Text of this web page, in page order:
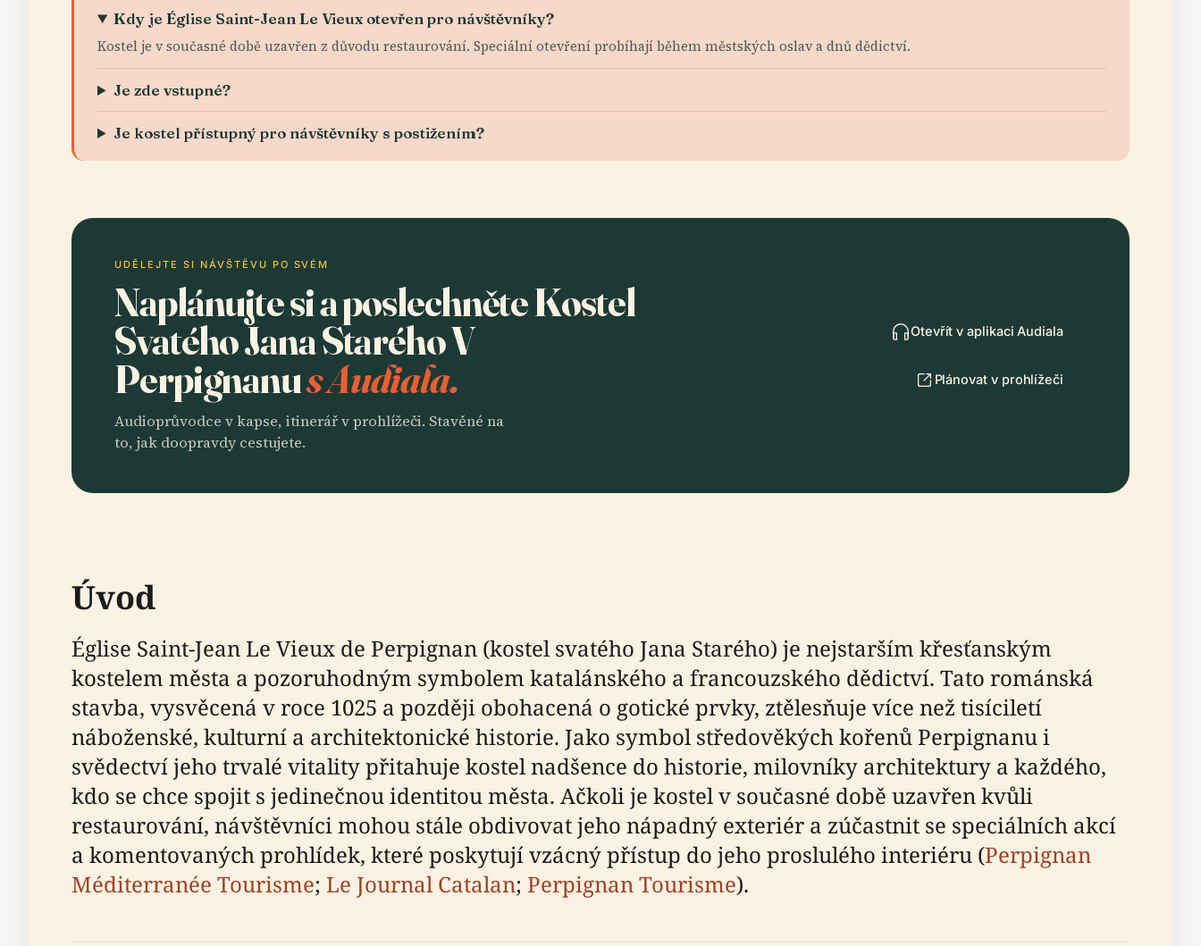
Kdy je Église Saint-Jean Le Vieux otevřen pro návštěvníky?
Kostel je v současné době uzavřen z důvodu restaurování. Speciální otevření probíhají během městských oslav a dnů dědictví.
Je zde vstupné?
Je kostel přístupný pro návštěvníky s postižením?
UDĚLEJTE SI NÁVŠTĚVU PO SVÉM
Naplánujte si a poslechněte Kostel
Svatého Jana Starého V
Perpignanus Audiala.
Audioprůvodce v kapse, itinerář v prohlížeči. Stavěné na
to, jak doopravdy cestujete.
Otevřít v aplikaci Audiala
Plánovat v prohlížeči
Úvod
Église Saint-Jean Le Vieux de Perpignan (kostel svatého Jana Starého) je nejstarším křesťanským
kostelem města a pozoruhodným symbolem katalánského a francouzského dědictví. Tato románská
stavba, vysvěcená v roce 1025 a později obohacená o gotické prvky, ztělesňuje více než tisíciletí
náboženské, kulturní a architektonické historie. Jako symbol středověkých kořenů Perpignanu i
svědectví jeho trvalé vitality přitahuje kostel nadšence do historie, milovníky architektury a každého,
kdo se chce spojit s jedinečnou identitou města. Ačkoli je kostel v současné době uzavřen kvůli
restaurování, návštěvníci mohou stále obdivovat jeho nápadný exteriér a zúčastnit se speciálních akcí
a komentovaných prohlídek, které poskytují vzácný přístup do jeho proslulého interiéru (Perpignan
Méditerranée Tourisme; Le Journal Catalan; Perpignan Tourisme).